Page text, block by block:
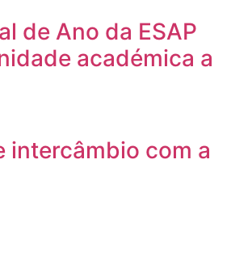
de Ano da ESAP
académica a
intercâmbio com a